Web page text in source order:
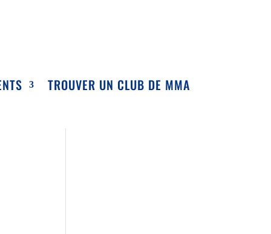
TROUVER UN CLUB DE MMA